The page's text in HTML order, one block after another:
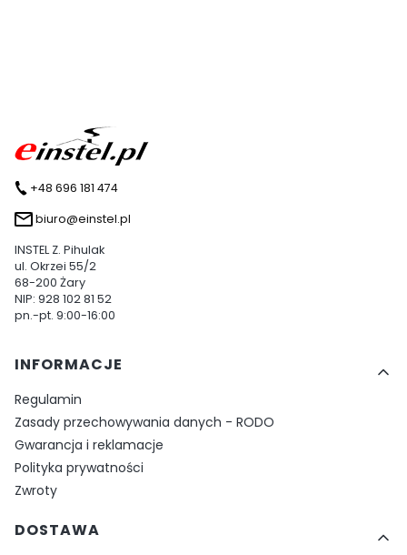
+48 696 181 474
biuro@einstel.pl
INSTEL Z. Pihulak
ul. Okrzei 55/2
68-200 Żary
NIP: 928 102 81 52
pn.-pt. 9:00-16:00
Linki w stopce
INFORMACJE
Regulamin
Zasady przechowywania danych - RODO
Gwarancja i reklamacje
Polityka prywatności
Zwroty
DOSTAWA